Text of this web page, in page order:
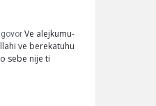
Ve alejkumu-
ve berekatuhu
sebe nije ti